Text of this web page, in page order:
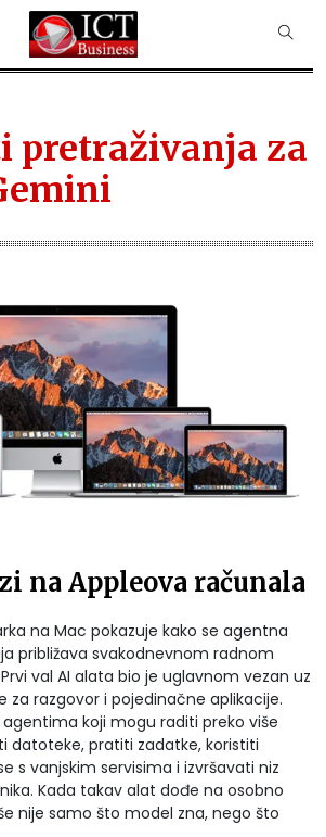
pretraživanja za
na Appleova računala
na Mac pokazuje kako se agentna
približava svakodnevnom radnom
val AI alata bio je uglavnom vezan uz
za razgovor i pojedinačne aplikacije.
koji mogu raditi preko više
datoteke, pratiti zadatke, koristiti
s vanjskim servisima i izvršavati niz
Kada takav alat dođe na osobno
nije samo što model zna, nego što